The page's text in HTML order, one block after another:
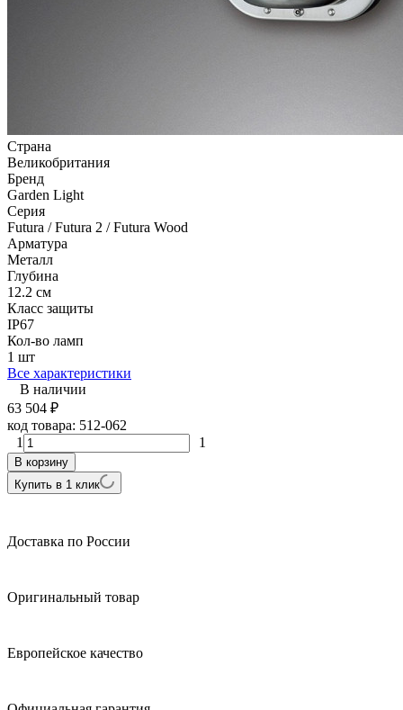
Страна
Великобритания
Бренд
Garden Light
Серия
Futura / Futura 2 / Futura Wood
Арматура
Металл
Глубина
12.2 см
Класс защиты
IP67
Кол-во ламп
1 шт
Все характеристики
В наличии
63 504 ₽
код товара: 512-062
1
1
В корзину
Купить в 1 клик
Доставка по России
Оригинальный товар
Европейское качество